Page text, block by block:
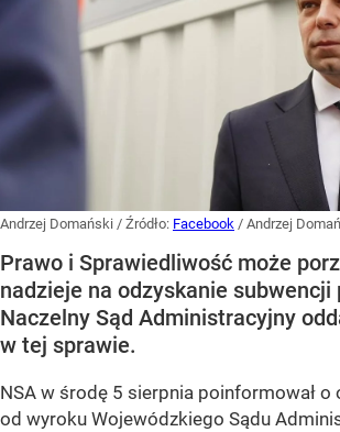
Andrzej Domański / Źródło: Facebook / Andrzej
Prawo i Sprawiedliwość może
nadzieje na odzyskanie subwencji
Naczelny Sąd Administracyjny
w tej sprawie.
NSA w środę 5 sierpnia poinformował o
od wyroku Wojewódzkiego Sądu